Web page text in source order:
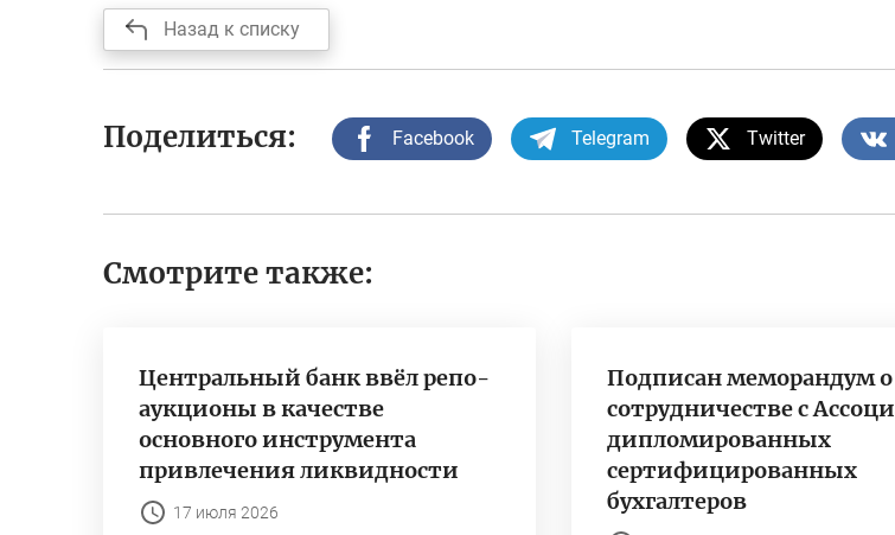
Назад к списку
Поделиться: Facebook Telegram Twitter
Смотрите также:
Центральный банк ввёл репо-
аукционы в качестве
основного инструмента
привлечения ликвидности
17 июля 2026
Подписан меморандум о
сотрудничестве с
дипломированных
сертифицированных
бухгалтеров